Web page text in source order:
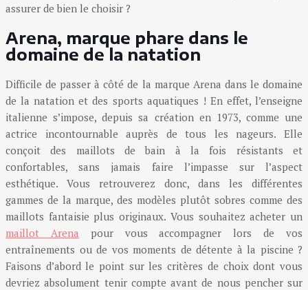
assurer de bien le choisir ?
Arena, marque phare dans le
domaine de la natation
Difficile de passer à côté de la marque Arena dans le domaine
de la natation et des sports aquatiques ! En effet, l’enseigne
italienne s’impose, depuis sa création en 1973, comme une
actrice incontournable auprès de tous les nageurs. Elle
conçoit des maillots de bain à la fois résistants et
confortables, sans jamais faire l’impasse sur l’aspect
esthétique. Vous retrouverez donc, dans les différentes
gammes de la marque, des modèles plutôt sobres comme des
maillots fantaisie plus originaux. Vous souhaitez acheter un
maillot Arena pour vous accompagner lors de vos
entraînements ou de vos moments de détente à la piscine ?
Faisons d’abord le point sur les critères de choix dont vous
devriez absolument tenir compte avant de nous pencher sur